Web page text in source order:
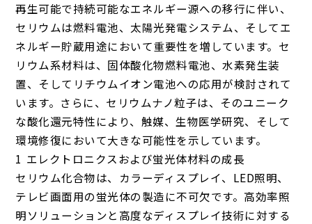
再生可能で持続可能なエネルギー源への移行に伴い、
セリウムは燃料電池、太陽光発電システム、そしてエ
ネルギー貯蔵用途において重要性を増しています。セ
リウム系材料は、固体酸化物燃料電池、水素発生装
置、そしてリチウムイオン電池への応用が検討されて
います。さらに、セリウムナノ粒子は、そのユニーク
な酸化還元特性により、触媒、生物医学研究、そして
環境修復において大きな可能性を示しています。
エレクトロニクスおよび蛍光体材料の成長
セリウム化合物は、カラーディスプレイ、LED照明、
テレビ画面用の蛍光体の製造に不可欠です。高効率照
明ソリューションと高度なディスプレイ技術に対する